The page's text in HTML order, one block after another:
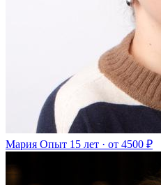
Мария Опыт 15 лет · от 4500 ₽